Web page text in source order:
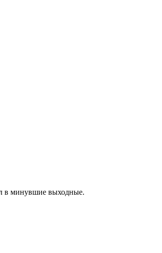
в минувшие выходные.